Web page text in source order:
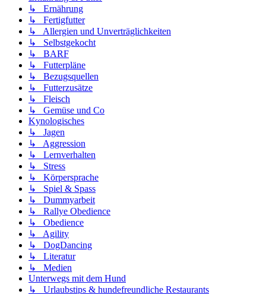
↳ Ernährung
↳ Fertigfutter
↳ Allergien und Unverträglichkeiten
↳ Selbstgekocht
↳ BARF
↳ Futterpläne
↳ Bezugsquellen
↳ Futterzusätze
↳ Fleisch
↳ Gemüse und Co
Kynologisches
↳ Jagen
↳ Aggression
↳ Lernverhalten
↳ Stress
↳ Körpersprache
↳ Spiel & Spass
↳ Dummyarbeit
↳ Rallye Obedience
↳ Obedience
↳ Agility
↳ DogDancing
↳ Literatur
↳ Medien
Unterwegs mit dem Hund
↳ Urlaubstips & hundefreundliche Restaurants